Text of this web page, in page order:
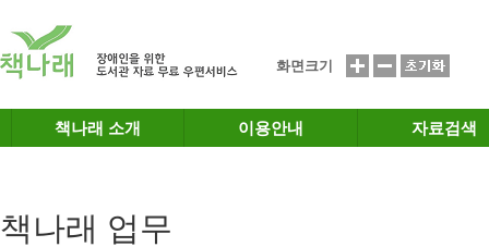
화면크기
책나래 소개 이용안내 자료검색
책나래 업무